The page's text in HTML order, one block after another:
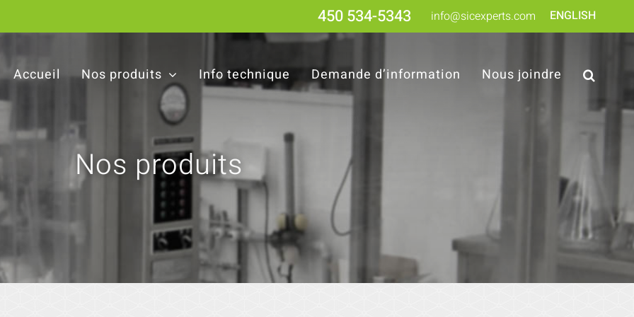
ENGLISH
450 534-5343 info@sicexperts.com
Accueil Nos produits Info technique Demande d’information Nous joindre
Nos produits